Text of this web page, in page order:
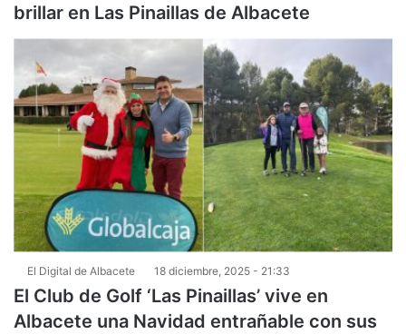
brillar en Las Pinaillas de Albacete
El Digital de Albacete 18 diciembre, 2025 - 21:33
El Club de Golf ‘Las Pinaillas’ vive en
Albacete una Navidad entrañable con sus